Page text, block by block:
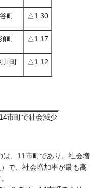
町 △1.30
町 △1.17
川町 △1.12
市町で社会減少
、11市町であり、社会増
で、社会増加率が最も高